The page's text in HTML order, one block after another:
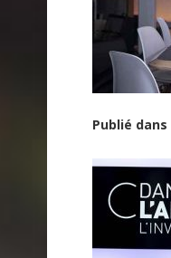
Publié dans